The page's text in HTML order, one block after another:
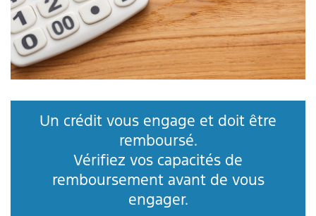
Un crédit vous engage et doit être
remboursé.
Vérifiez vos capacités de
remboursement avant de vous
engager.